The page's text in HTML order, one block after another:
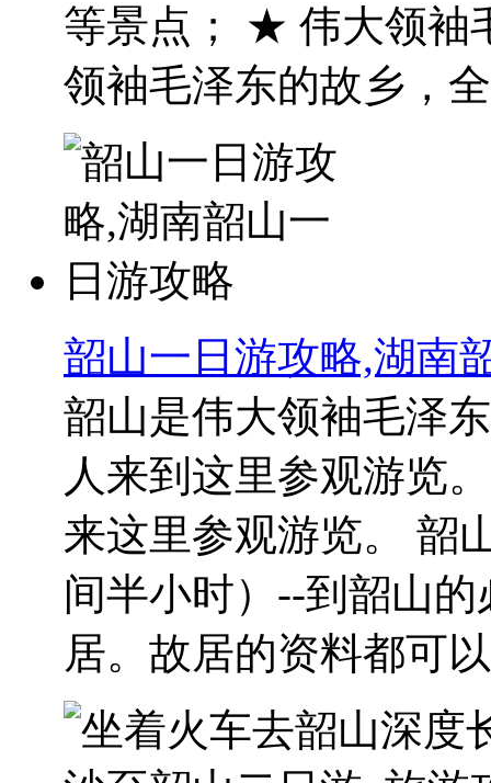
等景点； ★ 伟大领
领袖毛泽东的故乡，
韶山一日游攻略,湖南
韶山是伟大领袖毛泽
人来到这里参观游览
来这里参观游览。 韶
间半小时）--到韶山
居。故居的资料都可